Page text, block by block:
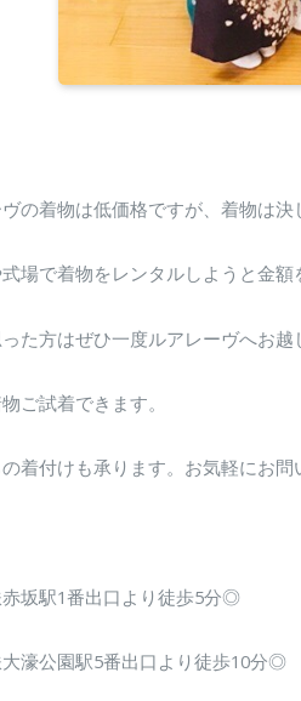
の着物は低価格ですが、着物は決
場で着物をレンタルしようと金
た方はぜひ一度ルアレーヴへお越
ご試着できます。
着付けも承ります。お気軽にお
坂駅1番出口より徒歩5分◎
濠公園駅5番出口より徒歩10分◎